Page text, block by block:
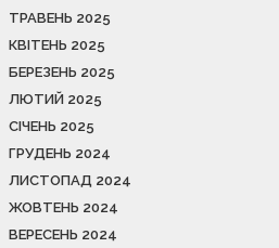
ТРАВЕНЬ 2025
КВІТЕНЬ 2025
БЕРЕЗЕНЬ 2025
ЛЮТИЙ 2025
СІЧЕНЬ 2025
ГРУДЕНЬ 2024
ЛИСТОПАД 2024
ЖОВТЕНЬ 2024
ВЕРЕСЕНЬ 2024